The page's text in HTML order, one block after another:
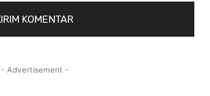
- Advertisement -